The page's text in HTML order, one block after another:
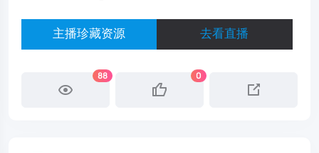
主播珍藏资源 去看直播
88 0